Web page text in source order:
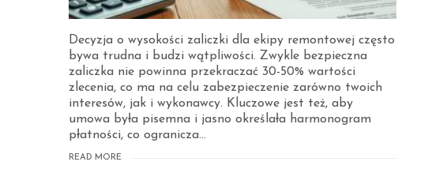
Decyzja o wysokości zaliczki dla ekipy remontowej często
bywa trudna i budzi wątpliwości. Zwykle bezpieczna
zaliczka nie powinna przekraczać 30-50% wartości
zlecenia, co ma na celu zabezpieczenie zarówno twoich
interesów, jak i wykonawcy. Kluczowe jest też, aby
umowa była pisemna i jasno określała harmonogram
płatności, co ogranicza...
READ MORE